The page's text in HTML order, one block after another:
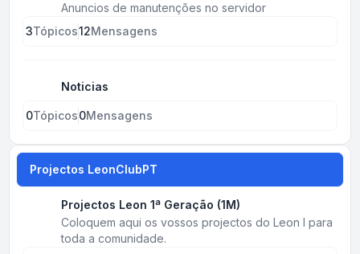
Anuncios de manutenções no servidor
3Tópicos12Mensagens
Noticias
0Tópicos0Mensagens
Projectos LeonClubPT
Projectos Leon 1ª Geração (1M)
Coloquem aqui os vossos projectos do Leon I para
toda a comunidade.